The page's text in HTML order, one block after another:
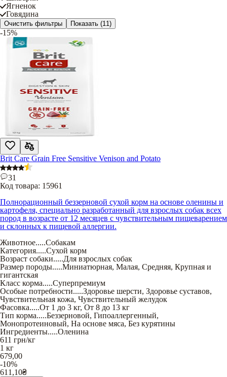
Ягненок
Говядина
Очистить фильтры Показать (11)
-15%
Brit Care Grain Free Sensitive Venison and Potato
31
Код товара: 15961
Полнорационный беззерновой сухой корм на основе оленины и
картофеля, специально разработанный для взрослых собак всех
пород в возрасте от 12 месяцев с чувствительным пищеварением
и склонных к пищевой аллергии.
Животное.....Собакам
Категория.....Сухой корм
Возраст собаки.....Для взрослых собак
Размер породы.....Миниатюрная, Малая, Средняя, Крупная и
гигантская
Класс корма.....Суперпремиум
Особые потребности.....Здоровье шерсти, Здоровье суставов,
Чувствительная кожа, Чувствительный желудок
Фасовка.....От 1 до 3 кг, От 8 до 13 кг
Тип корма.....Беззерновой, Гипоаллергенный,
Монопротеиновый, На основе мяса, Без курятины
Ингредиенты.....Оленина
611 грн/кг
1 кг
679,00
-10%
611,10₴